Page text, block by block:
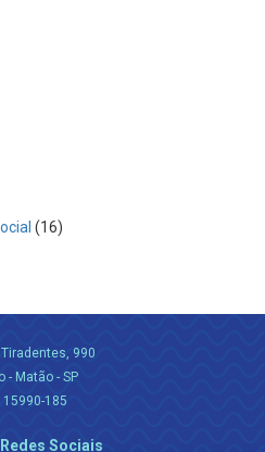
(16)
990
- Matão - SP
15990-185
Sociais